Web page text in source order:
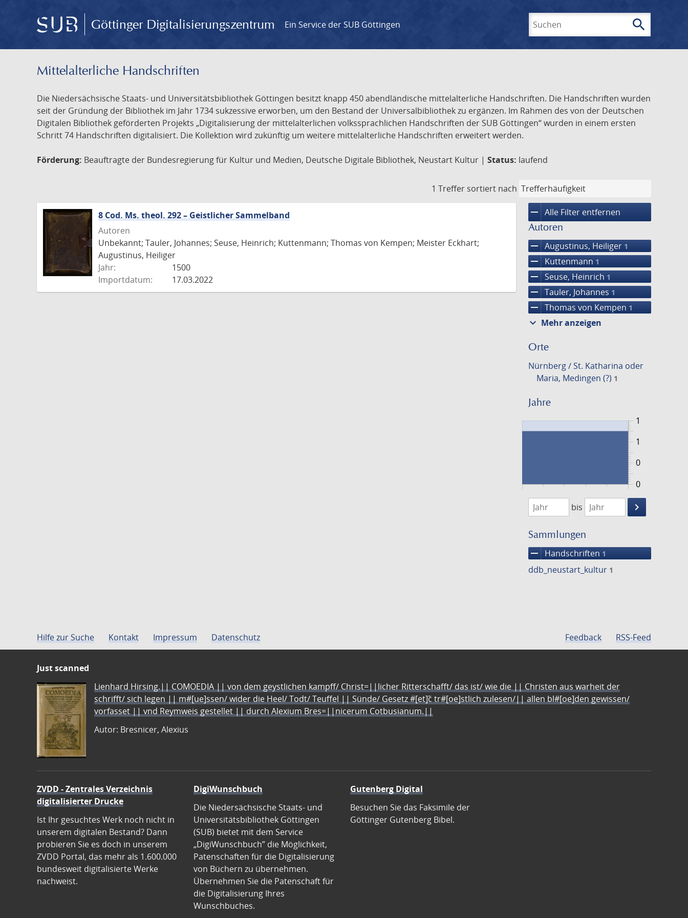
Göttinger Digitalisierungszentrum Ein Service der SUB Göttingen search
Mittelalterliche Handschriften
Die Niedersächsische Staats- und Universitätsbibliothek Göttingen besitzt knapp 450 abendländische mittelalterliche Handschriften. Die Handschriften wurden
seit der Gründung der Bibliothek im Jahr 1734 sukzessive erworben, um den Bestand der Universalbibliothek zu ergänzen. Im Rahmen des von der Deutschen
Digitalen Bibliothek geförderten Projekts „Digitalisierung der mittelalterlichen volkssprachlichen Handschriften der SUB Göttingen“ wurden in einem ersten
Schritt 74 Handschriften digitalisiert. Die Kollektion wird zukünftig um weitere mittelalterliche Handschriften erweitert werden.
Förderung: Beauftragte der Bundesregierung für Kultur und Medien, Deutsche Digitale Bibliothek, Neustart Kultur | Status: laufend
1 Treffer sortiert nach
remove Alle Filter entfernen
Autoren
remove Augustinus, Heiliger 1
remove Kuttenmann 1
remove Seuse, Heinrich 1
remove Tauler, Johannes 1
remove Thomas von Kempen 1
expand_more Mehr anzeigen
Orte
Nürnberg / St. Katharina oder
Maria, Medingen (?) 1
Jahre
0
1
0
1
1500
1501
bis
keyboard_arrow_right
Suche
Sammlungen
remove Handschriften 1
ddb_neustart_kultur 1
8 Cod. Ms. theol. 292 – Geistlicher Sammelband
Autoren
Unbekannt; Tauler, Johannes; Seuse, Heinrich; Kuttenmann; Thomas von Kempen; Meister Eckhart;
Augustinus, Heiliger
Jahr:
1500
Importdatum:
17.03.2022
Hilfe zur Suche Kontakt Impressum Datenschutz Feedback RSS-Feed
Just scanned
Lienhard Hirsing.|| COMOEDIA || von dem geystlichen kampff/ Christ=||licher Ritterschafft/ das ist/ wie die || Christen aus warheit der
schrifft/ sich legen || m#[ue]ssen/ wider die Heel/ Todt/ Teuffel || Sünde/ Gesetz #[et]c̃ tr#[oe]stlich zulesen/|| allen bl#[oe]den gewissen/
vorfasset || vnd Reymweis gestellet || durch Alexium Bres=||nicerum Cotbusianum.||
Autor: Bresnicer, Alexius
ZVDD - Zentrales Verzeichnis
digitalisierter Drucke
Ist Ihr gesuchtes Werk noch nicht in
unserem digitalen Bestand? Dann
probieren Sie es doch in unserem
ZVDD Portal, das mehr als 1.600.000
bundesweit digitalisierte Werke
nachweist.
DigiWunschbuch
Die Niedersächsische Staats- und
Universitätsbibliothek Göttingen
(SUB) bietet mit dem Service
„DigiWunschbuch” die Möglichkeit,
Patenschaften für die Digitalisierung
von Büchern zu übernehmen.
Übernehmen Sie die Patenschaft für
die Digitalisierung Ihres
Wunschbuches.
Gutenberg Digital
Besuchen Sie das Faksimile der
Göttinger Gutenberg Bibel.